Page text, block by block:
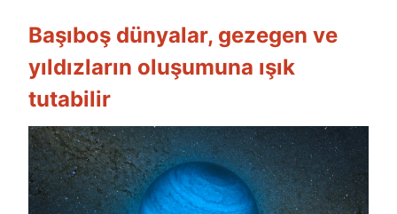
Özyar
Başıboş dünyalar, gezegen ve
yıldızların oluşumuna ışık
tutabilir